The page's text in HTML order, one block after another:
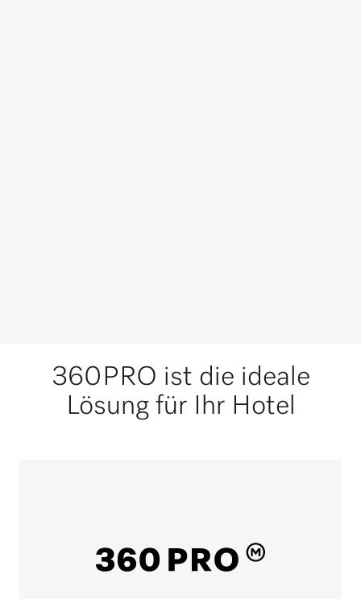
360PRO ist die ideale
Lösung für Ihr Hotel